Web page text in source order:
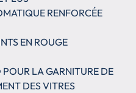
RENFORCÉE
EN ROUGE
LA GARNITURE DE
DES VITRES